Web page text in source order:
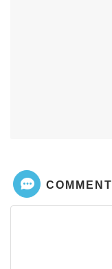
COMMENT